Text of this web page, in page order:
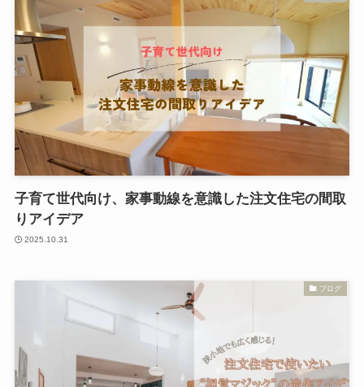
子育て世代向け、家事動線を意識した注文住宅の間取
りアイデア
2025.10.31
ブログ